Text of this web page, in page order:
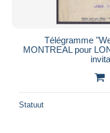
Télégramme
MONTREAL pour
Statuut